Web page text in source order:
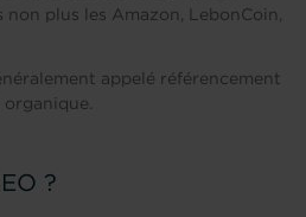
non plus les Amazon, LebonCoin,
appelé référencement
?